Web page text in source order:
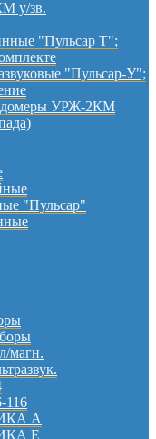
у/зв.
"Пульсар Т";
"Пульсар-У";
УРЖ-2КМ
"Пульсар"
магн.
116
А
Е